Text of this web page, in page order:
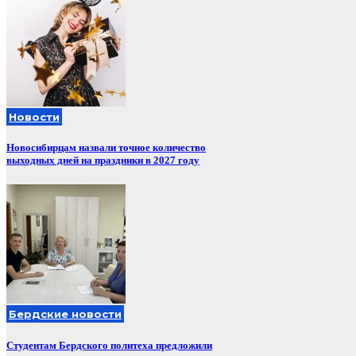
Новости
Новосибирцам назвали точное количество
выходных дней на праздники в 2027 году
Бердские новости
Студентам Бердского политеха предложили